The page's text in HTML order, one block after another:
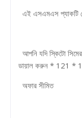
এই এসএমএস প্যাকটি
আপনি যদি স্কিটো
ডায়াল করুন * 121 *
অফার সীমিত